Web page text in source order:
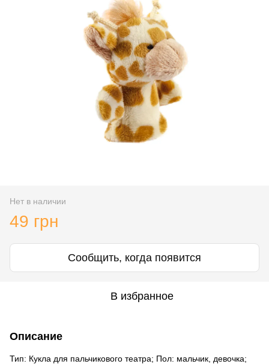
Нет в наличии
49 грн
Сообщить, когда появится
В избранное
Описание
Тип: Кукла для пальчикового театра; Пол: мальчик, девочка;